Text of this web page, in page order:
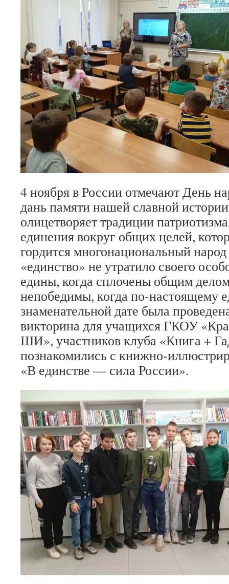
4 ноября в России отмечают День
дань памяти нашей славной
олицетворяет традиции
единения вокруг общих целей,
гордится многонациональный
«единство» не утратило своего
едины, когда сплочены общим
непобедимы, когда по-настоящему
знаменательной дате была
викторина для учащихся ГКОУ
ШИ», участников клуба «Книга +
познакомились с книжно-
«В единстве — сила России».